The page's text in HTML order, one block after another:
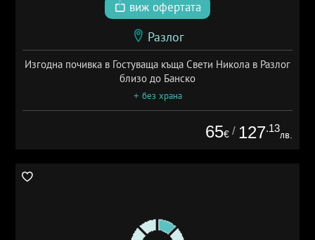
виж офертата
Разлог
Изгодна почивка в Гостуваща къща Свети Никола в Разлог
близо до Банско
+ без храна
65€ / 127.13
лв.